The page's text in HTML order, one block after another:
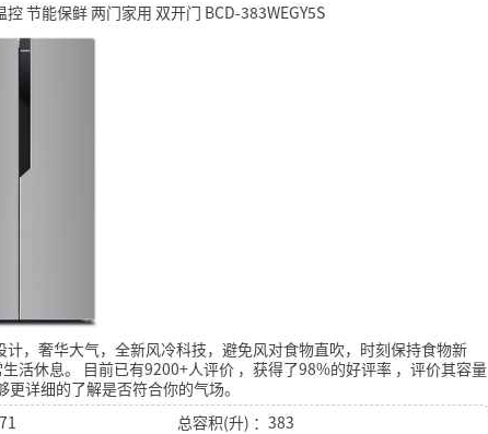
节能保鲜 两门家用 双开门 BCD-383WEGY5S
，奢华大气，全新风冷科技，避免风对食物直吹，时刻保持食物新
活休息。
目前已有9200+人评价 ，获得了98%的好评率 ，评价其容量
详细的了解是否符合你的气场。
总容积(升) ：383